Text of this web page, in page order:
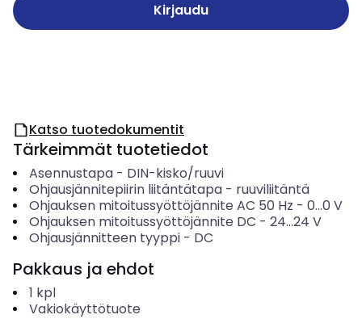
Kirjaudu
Katso tuotedokumentit
Tärkeimmät tuotetiedot
Asennustapa- DIN-kisko/ruuvi
Ohjausjännitepiirin liitäntätapa- ruuviliitäntä
Ohjauksen mitoitussyöttöjännite AC 50 Hz - 0...0 V
Ohjauksen mitoitussyöttöjännite DC - 24...24 V
Ohjausjännitteen tyyppi- DC
Pakkaus ja ehdot
1 kpl
Vakiokäyttötuote